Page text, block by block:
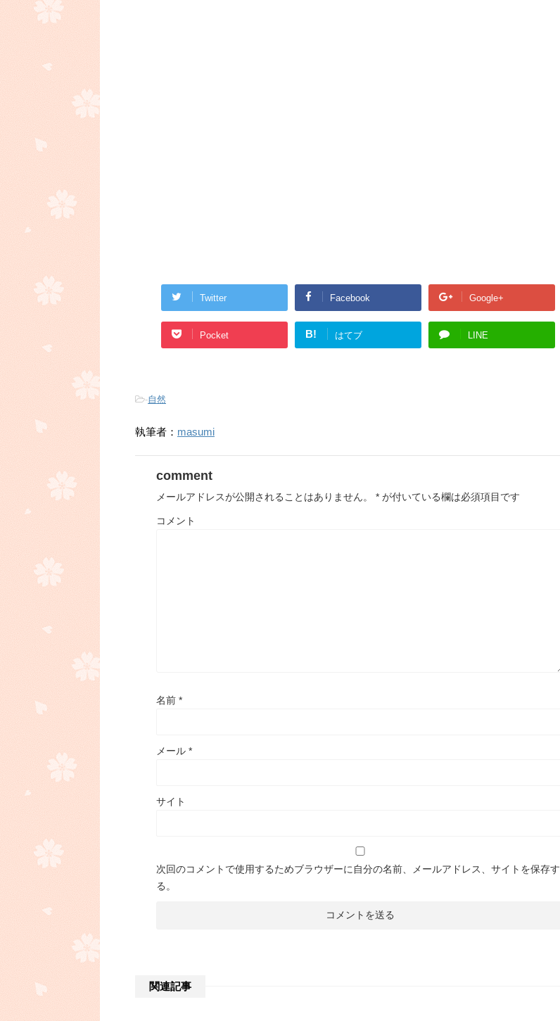
Twitter Facebook Google+
Pocket B! はてブ LINE
-自然
執筆者： masumi
comment
メールアドレスが公開されることはありません。 * が付いている欄は必須項目です
コメント
名前 *
メール *
サイト
次回のコメントで使用するためブラウザーに自分の名前、メールアドレス、サイトを保存す
る。
関連記事